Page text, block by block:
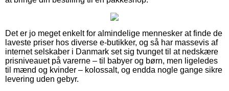
Det er jo meget enkelt for almindelige mennesker at finde de
laveste priser hos diverse e-butikker, og så har massevis af
internet selskaber i Danmark set sig tvunget til at nedskære
prisniveauet på varerne – til babyer og børn, men ligeledes
til mænd og kvinder – kolossalt, og endda nogle gange sikre
levering uden gebyr.